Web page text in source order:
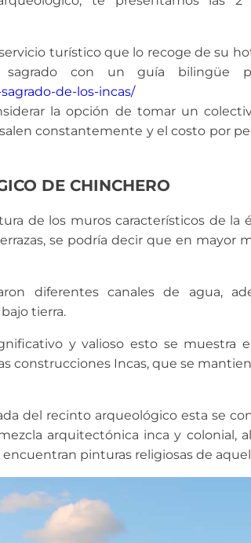
turístico que lo recoge de su
con un guía bilingüe
de-los-incas/
la opción de tomar un
constantemente y el costo por
DE CHINCHERO
de los muros característicos de la
se podría decir que en mayor
diferentes canales de agua,
tierra.
y valioso esto se muestra
construcciones Incas, que se
del recinto arqueológico esta se
arquitectónica inca y colonial,
pinturas religiosas de